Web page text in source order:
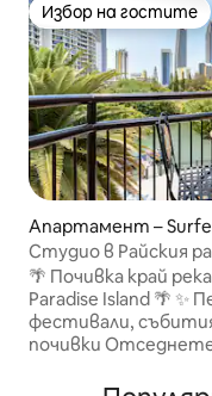
Избор на гостите
Избор на гостите
Апартамент –
adise
Студио в Райския
близо до плажа,
🌴 Почивка край
Paradise Island 🌴 ✨ Перфектни за
фестивали,
почивки
фестивал Ultra